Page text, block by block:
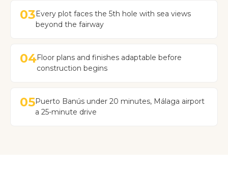
03Every plot faces the 5th hole with sea views
beyond the fairway
04Floor plans and finishes adaptable before
construction begins
05Puerto Banús under 20 minutes, Málaga airport
a 25-minute drive